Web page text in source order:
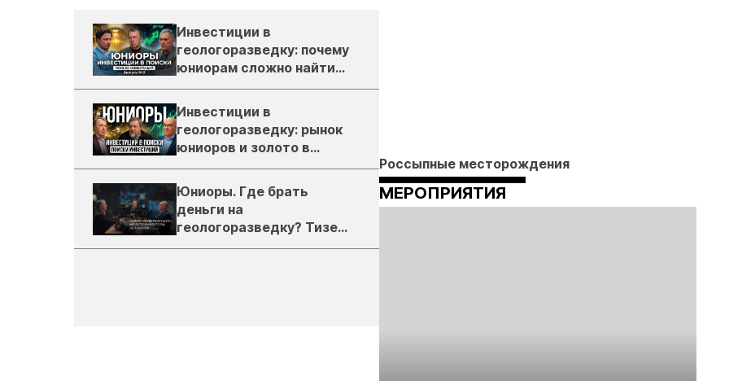
Инвестиции в
геологоразведку: почему
юниорам сложно найти
деньги
Инвестиции в
геологоразведку: рынок
юниоров и золото в
России
Юниоры. Где брать
деньги на
геологоразведку? Тизер
подкаста ЗиТ №1
Россыпные месторождения
МЕРОПРИЯТИЯ